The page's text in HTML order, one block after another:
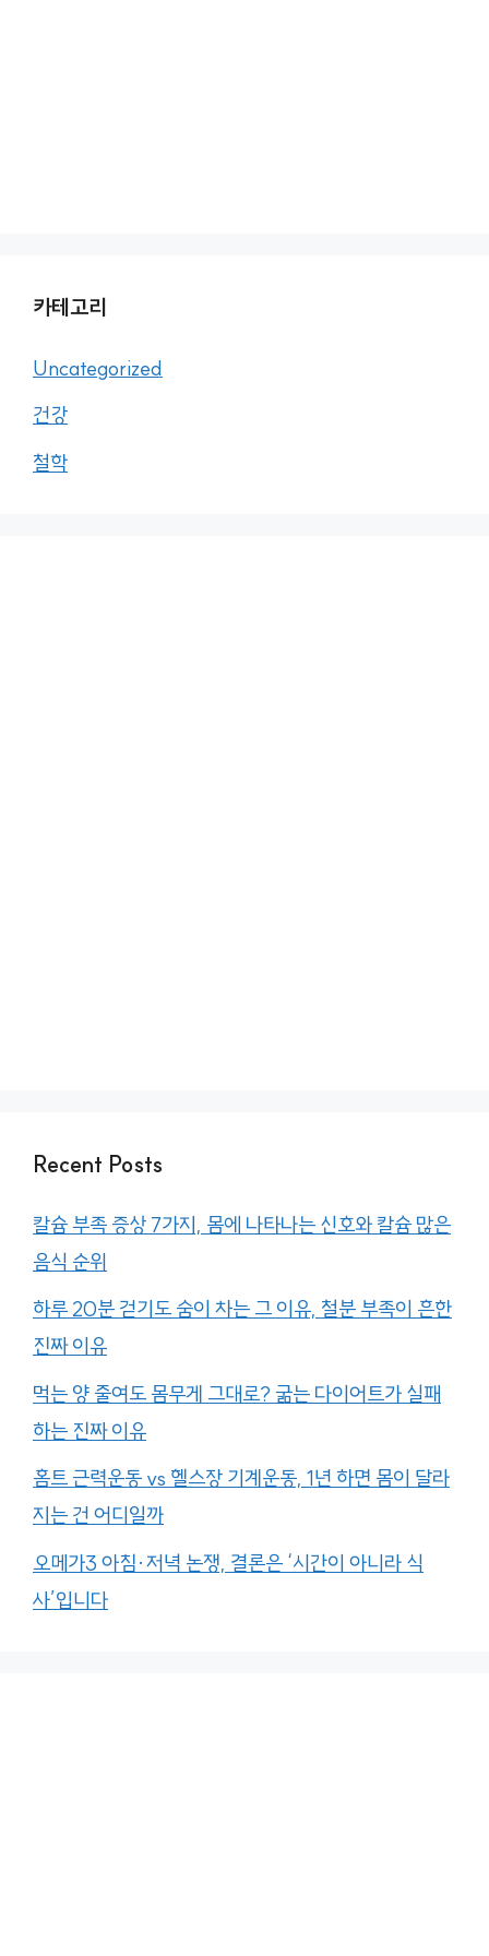
카테고리
Uncategorized
건강
철학
Recent Posts
칼슘 부족 증상 7가지, 몸에 나타나는 신호와 칼슘 많은
음식 순위
하루 20분 걷기도 숨이 차는 그 이유, 철분 부족이 흔한
진짜 이유
먹는 양 줄여도 몸무게 그대로? 굶는 다이어트가 실패
하는 진짜 이유
홈트 근력운동 vs 헬스장 기계운동, 1년 하면 몸이 달라
지는 건 어디일까
오메가3 아침·저녁 논쟁, 결론은 ‘시간이 아니라 식
사’입니다